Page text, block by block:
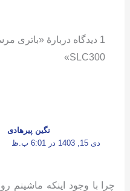
SLC300»
نگین پیرهادی
دی 15, 1403 در 6:01 ب.ظ
چرا با وجود اینکه ماشینم